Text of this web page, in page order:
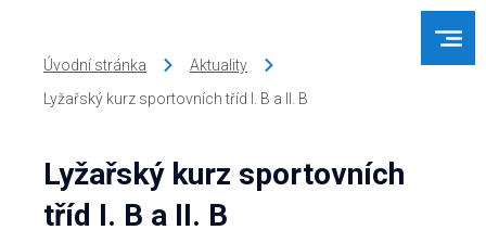
Úvodní stránka
Aktuality
Lyžařský kurz sportovních tříd I. B a II. B
Lyžařský kurz sportovních
tříd I. B a II. B